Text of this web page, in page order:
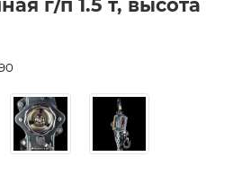
г/п 1.5 т, высота